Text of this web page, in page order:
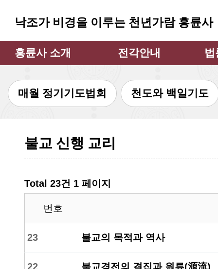
낙조가 비경을 이루는 천년가람 흥륜사
흥륜사 소개
주지스님 인사
흥륜사 소개
흥륜사 사계
흥륜사 낙조
불사안내
찾아오시는 길
전각안내
대웅전
만불전
삼성각
종무소
법
큰
매월 정기기도법회 천도와 백일기도
불교 신행 교리
Total 23건 1 페이지
번호
23 불교의 목적과 역사
22 불교경전의 결집과 원류(源流)